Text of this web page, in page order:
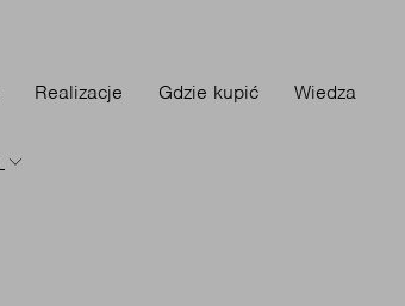
Realizacje Gdzie kupić Wiedza